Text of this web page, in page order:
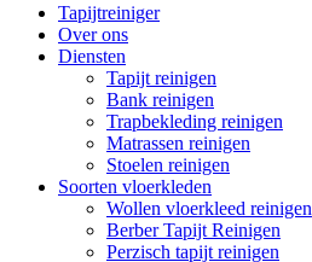
Tapijtreiniger
Over ons
Diensten
Tapijt reinigen
Bank reinigen
Trapbekleding reinigen
Matrassen reinigen
Stoelen reinigen
Soorten vloerkleden
Wollen vloerkleed reinigen
Berber Tapijt Reinigen
Perzisch tapijt reinigen